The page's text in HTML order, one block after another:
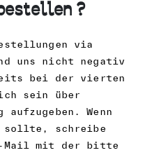
?
via
uns nicht negativ
bei der vierten
sein über
aufzugeben. Wenn
sollte, schreibe
Mail mit der bitte